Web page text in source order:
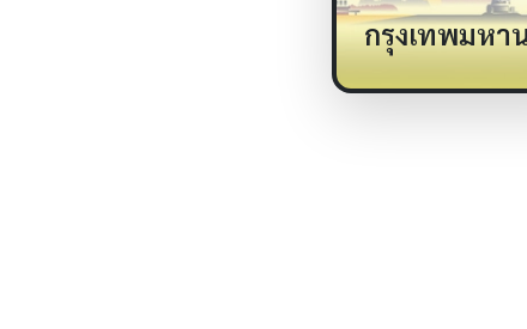
กรุงเทพมหา